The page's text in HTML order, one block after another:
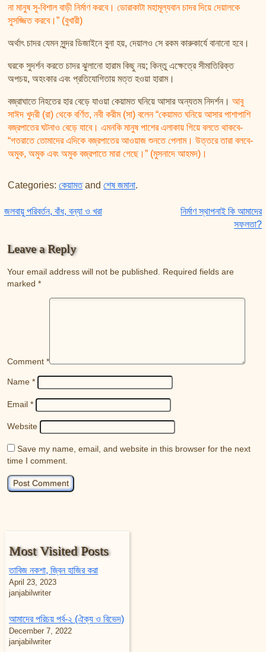
না মানুষ সু-বিশাল বাড়ী নির্মাণ করবে। ডোরাকাটা মহামূল্যবান চাদর দিয়ে দেয়ালকে
সুসজ্জিত করবে।” (বুখারী)
অর্থাৎ চাদর যেমন সুন্দর ডিজাইনে বুনা হয়, দেয়ালও সে রকম কারুকার্যে বানানো হবে।
ঘরকে সুদর্শন করতে চাদর ঝুলানো হারাম কিছু নয়; কিন্তু এক্ষেত্রে সীমাতিরিক্ত
অপচয়, অহংকার এবং প্রতিযোগিতায় মত্ত হওয়া হারাম।
বজ্রাঘাতে নিহতের হার বেড়ে যাওয়া কেয়ামত ঘনিয়ে আসার অন্যতম নিদর্শন।আবু
সাঈদ খুদরী (রা) থেকে বর্ণিত, নবী করীম (সা) বলেন “কেয়ামত ঘনিয়ে আসার পাশাপাশি
বজ্রপাতের ঘটনাও বেড়ে যাবে। এমনকি মানুষ পাশের এলাকায় গিয়ে বলতে থাকবে-
“গতরাতে তোমাদের এদিকে বজ্রপাতের আওয়াজ শুনতে পেলাম। উত্তরে তারা বলবে-
অমুক, অমুক এবং অমুক বজ্রপাতে মারা গেছে।” (মুসনাদে আহমদ)।
Categories: কেয়ামতandশেষ জমানা.
Post navigation
জলবায়ু পরিবর্তন, বাঁধ, বন্যা ও খরা
নির্মাণ স্থাপনাই কি আমাদের
সফলতা?
Leave a Reply
Your email address will not be published.
Required fields are
marked*
Comment*
Name*
Email*
Website
Save my name, email, and website in this browser for the next
time I comment.
Most Visited Posts
তাবিজ নকশা, জ্বিন হাজির করা
April 23, 2023
janjabilwriter
আমাদের পরিচয় পর্ব-২ (ঐক্য ও বিভেদ)
December 7, 2022
janjabilwriter